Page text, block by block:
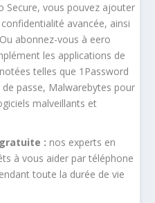
Secure, vous pouvez ajouter
avancée, ainsi
abonnez-vous à eero
les applications de
telles que 1Password
passe, Malwarebytes pour
malveillants et
: nos experts en
à vous aider par téléphone
toute la durée de vie